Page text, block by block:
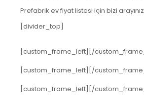
Prefabrik ev fiyat listesi için bizi
[divider_top]
[custom_frame_left] [/
[custom_frame_left] [/
[custom_frame_left] [/